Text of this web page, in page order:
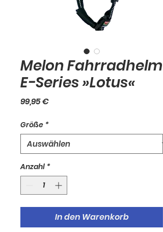
Melon Fahrradhelm
E-Series »Lotus«
99,95 €Preis
Größe *
Anzahl *
In den Warenkorb